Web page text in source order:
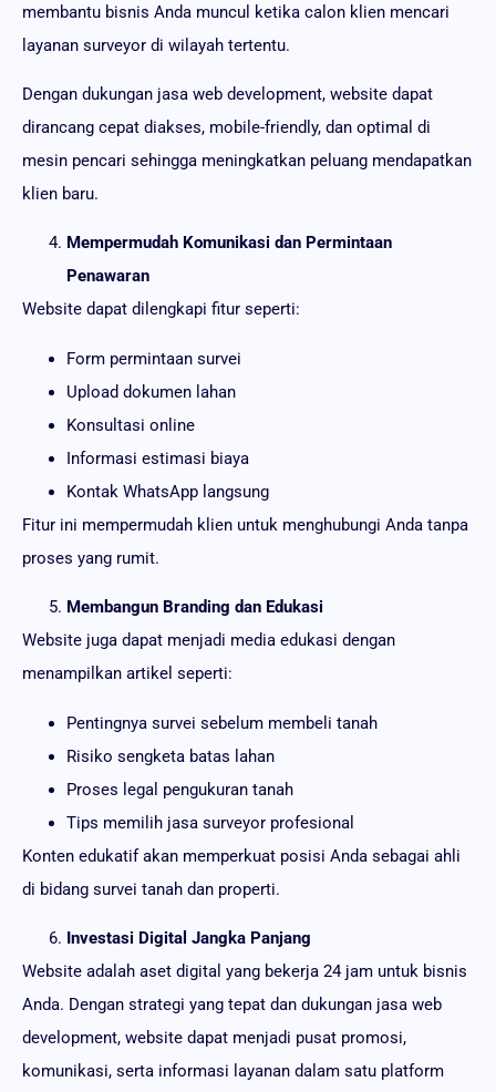
membantu bisnis Anda muncul ketika calon klien mencari
layanan surveyor di wilayah tertentu.
Dengan dukungan jasa web development, website dapat
dirancang cepat diakses, mobile-friendly, dan optimal di
mesin pencari sehingga meningkatkan peluang mendapatkan
klien baru.
Mempermudah Komunikasi dan Permintaan
Penawaran
Website dapat dilengkapi fitur seperti:
Form permintaan survei
Upload dokumen lahan
Konsultasi online
Informasi estimasi biaya
Kontak WhatsApp langsung
Fitur ini mempermudah klien untuk menghubungi Anda tanpa
proses yang rumit.
Membangun Branding dan Edukasi
Website juga dapat menjadi media edukasi dengan
menampilkan artikel seperti:
Pentingnya survei sebelum membeli tanah
Risiko sengketa batas lahan
Proses legal pengukuran tanah
Tips memilih jasa surveyor profesional
Konten edukatif akan memperkuat posisi Anda sebagai ahli
di bidang survei tanah dan properti.
Investasi Digital Jangka Panjang
Website adalah aset digital yang bekerja 24 jam untuk bisnis
Anda. Dengan strategi yang tepat dan dukungan jasa web
development, website dapat menjadi pusat promosi,
komunikasi, serta informasi layanan dalam satu platform